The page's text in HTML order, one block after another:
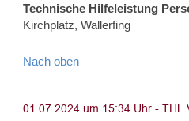
Technische Hilfeleistung
Kirchplatz, Wallerfing
Nach oben